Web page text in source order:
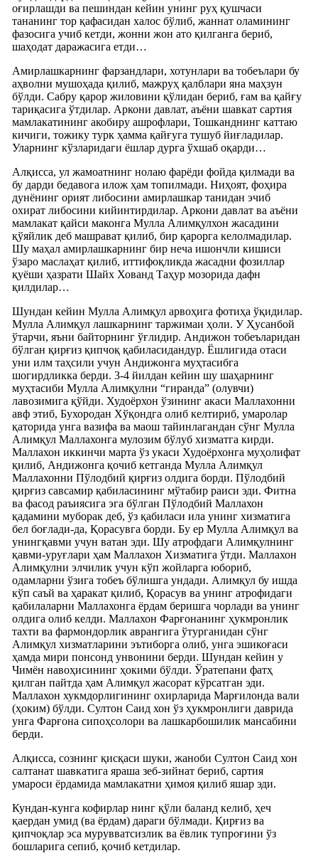
оғирлашди ва пешиндан кейин унинг руҳ қушчаси
тананинг тор қафасидан халос бўлиб, жаннат оламининг
фазосига учиб кетди, жонни жон ато қилганга бериб,
шаҳодат даражасига етди…
Амирлашкарнинг фарзандлари, хотунлари ва тобеълари бу
аҳволни мушоҳада қилиб, мажруҳ қалблари яна маҳзун
бўлди. Сабру қарор жиловини қўлидан бериб, ғам ва қайғу
тариқасига ўтдилар. Аркони давлат, аъёни шавкат сартия
мамлакатининг акобиру ашрофлари, Тошканднинг каттаю
кичиги, тожику турк ҳамма қайғуга тушуб йиғладилар.
Уларнинг кўзларидаги ёшлар дурга ўхшаб оқарди…
Алқисса, ул жамоатнинг нолаю фарёди фойда қилмади ва
бу дарди бедавога илож ҳам топилмади. Ниҳоят, фоҳира
дунёнинг орият либосини амирлашкар танидан эчиб
охират либосини кийинтирдилар. Аркони давлат ва аъёни
мамлакат қайси маконга Мулла Алимқулхон жасадини
қўяйлик деб машрават қилиб, бир қарорга келолмадилар.
Шу маҳал амирлашкарнинг бир неча ишончли кишиси
ўзаро маслаҳат қилиб, иттифоқликда жасадни фозиллар
қуёши ҳазрати Шайх Хованд Таҳур мозорида дафн
қилдилар…
Шундан кейин Мулла Алимқул арвоҳига фотиҳа ўқидилар.
Мулла Алимқул лашкарнинг таржимаи ҳоли. У Ҳусанбой
ўтарчи, яъни байторнинг ўғлидир. Андижон тобеъларидан
бўлган қирғиз қипчоқ қабиласидандур. Ёшлигида отаси
уни илм таҳсили учун Андижонга муҳтасибга
шогирдликка берди. 3-4 йилдан кейин шу шаҳарнинг
муҳтасиби Мулла Алимқулни “гиранда” (олувчи)
лавозимига қўйди. Худоёрхон ўзининг акаси Маллахонни
авф этиб, Бухородан Хўқондга олиб келтириб, умаролар
қаторида унга вазифа ва маош тайинлагандан сўнг Мулла
Алимқул Маллахонга мулозим бўлуб хизматга кирди.
Маллахон иккинчи марта ўз укаси Худоёрхонга муҳолифат
қилиб, Андижонга қочиб кетганда Мулла Алимқул
Маллахонни Пўлодбий қирғиз олдига борди. Пўлодбий
қирғиз савсамир қабиласининг мўтабир раиси эди. Фитна
ва фасод раъиясига эга бўлган Пўлодбий Маллахон
қадамини муборак деб, ўз қабиласи ила унинг хизматига
бел боғлади-да, Қорасувга борди. Бу ер Мулла Алимқул ва
унингқавми учун ватан эди. Шу атрофдаги Алимқулнинг
қавми-уруғлари ҳам Маллахон Хизматига ўтди. Маллахон
Алимқулни элчилик учун кўп жойларга юбориб,
одамларни ўзига тобеъ бўлишга ундади. Алимқул бу ишда
кўп саъй ва ҳаракат қилиб, Қорасув ва унинг атрофидаги
қабилаларни Маллахонга ёрдам беришга чорлади ва унинг
олдига олиб келди. Маллахон Фарғонанинг ҳукмронлик
тахти ва фармондорлик аврангига ўтурганидан сўнг
Алимқул хизматларини эътиборга олиб, унга эшикоғаси
ҳамда мири понсонд унвонини берди. Шундан кейин у
Чимён навоҳисининг ҳокими бўлди. Ўратепани фатҳ
қилган пайтда ҳам Алимқул жасорат кўрсатган эди.
Маллахон хукмдорлигининг охирларида Марғилонда вали
(ҳоким) бўлди. Султон Саид хон ўз ҳукмронлиги даврида
унга Фарғона сипоҳсолори ва лашкарбошилик мансабини
берди.
Алқисса, сознинг қисқаси шуки, жаноби Султон Саид хон
салтанат шавкатига яраша зеб-зийнат бериб, сартия
умароси ёрдамида мамлакатни ҳимоя қилиб яшар эди.
Кундан-кунга кофирлар нинг қўли баланд келиб, ҳеч
қаердан умид (ва ёрдам) дараги бўлмади. Қирғиз ва
қипчоқлар эса мурувватсизлик ва ёвлик тупроғини ўз
бошларига сепиб, қочиб кетдилар.